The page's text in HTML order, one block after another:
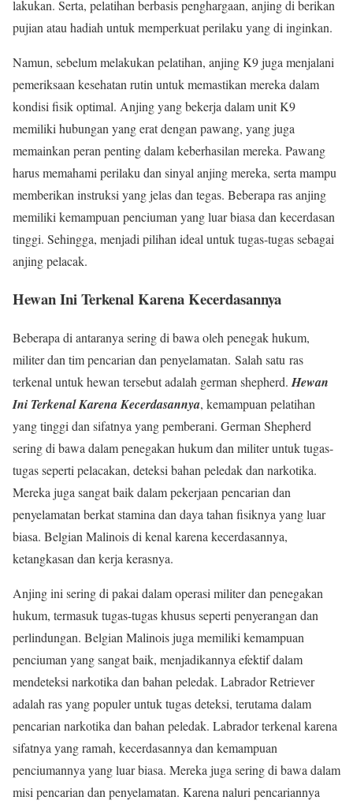
lakukan. Serta, pelatihan berbasis penghargaan, anjing di berikan
pujian atau hadiah untuk memperkuat perilaku yang di inginkan.
Namun, sebelum melakukan pelatihan, anjing K9 juga menjalani
pemeriksaan kesehatan rutin untuk memastikan mereka dalam
kondisi fisik optimal. Anjing yang bekerja dalam unit K9
memiliki hubungan yang erat dengan pawang, yang juga
memainkan peran penting dalam keberhasilan mereka. Pawang
harus memahami perilaku dan sinyal anjing mereka, serta mampu
memberikan instruksi yang jelas dan tegas. Beberapa ras anjing
memiliki kemampuan penciuman yang luar biasa dan kecerdasan
tinggi. Sehingga, menjadi pilihan ideal untuk tugas-tugas sebagai
anjing pelacak.
Hewan Ini Terkenal Karena Kecerdasannya
Beberapa di antaranya sering di bawa oleh penegak hukum,
militer dan tim pencarian dan penyelamatan. Salah satu ras
terkenal untuk hewan tersebut adalah german shepherd. Hewan
Ini Terkenal Karena Kecerdasannya, kemampuan pelatihan
yang tinggi dan sifatnya yang pemberani. German Shepherd
sering di bawa dalam penegakan hukum dan militer untuk tugas-
tugas seperti pelacakan, deteksi bahan peledak dan narkotika.
Mereka juga sangat baik dalam pekerjaan pencarian dan
penyelamatan berkat stamina dan daya tahan fisiknya yang luar
biasa. Belgian Malinois di kenal karena kecerdasannya,
ketangkasan dan kerja kerasnya.
Anjing ini sering di pakai dalam operasi militer dan penegakan
hukum, termasuk tugas-tugas khusus seperti penyerangan dan
perlindungan. Belgian Malinois juga memiliki kemampuan
penciuman yang sangat baik, menjadikannya efektif dalam
mendeteksi narkotika dan bahan peledak. Labrador Retriever
adalah ras yang populer untuk tugas deteksi, terutama dalam
pencarian narkotika dan bahan peledak. Labrador terkenal karena
sifatnya yang ramah, kecerdasannya dan kemampuan
penciumannya yang luar biasa. Mereka juga sering di bawa dalam
misi pencarian dan penyelamatan. Karena naluri pencariannya